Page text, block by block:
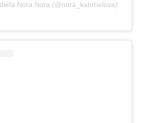
Nora Nora (@nora_kabrhelova)